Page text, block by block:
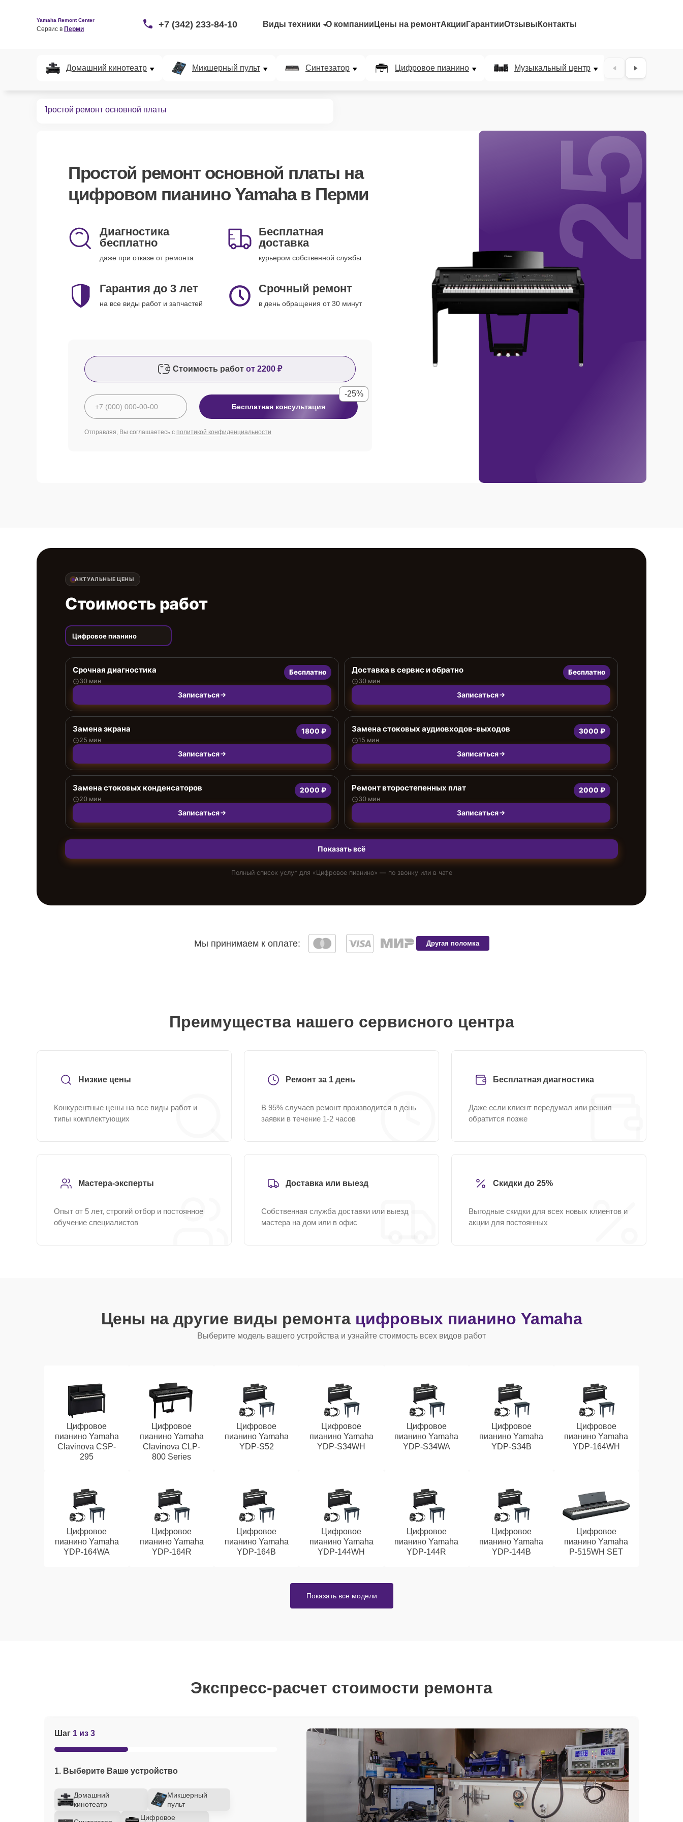
Yamaha Remont Center
Сервис в Перми +7 (342) 233-84-10 Виды техники О компании Цены на ремонтАкции ГарантииОтзывы Контакты
Домашний кинотеатр Микшерный пульт Синтезатор Цифровое пианино Музыкальный центр DJ-пульт
Простой ремонт основной платы
Простой ремонт основной платы на
цифровом пианино Yamaha в Перми
Диагностика
бесплатно
даже при отказе от ремонта
Бесплатная
доставка
курьером собственной службы
Гарантия до 3 лет
на все виды работ и запчастей
Срочный ремонт
в день обращения от 30 минут
Стоимость работ от 2200 ₽
Бесплатная консультация
-25%
Отправляя, Вы соглашаетесь с политикой конфиденциальности
25%
АКТУАЛЬНЫЕ ЦЕНЫ
Стоимость работ
Цифровое пианино
Срочная диагностика
30 мин
Бесплатно
Записаться
Доставка в сервис и обратно
30 мин
Бесплатно
Записаться
Замена экрана
25 мин
1800 ₽
Записаться
Замена стоковых аудиовходов-выходов
15 мин
3000 ₽
Записаться
Замена стоковых конденсаторов
20 мин
2000 ₽
Записаться
Ремонт второстепенных плат
30 мин
2000 ₽
Записаться
Показать всё
Полный список услуг для «Цифровое пианино» — по звонку или в чате
Мы принимаем к оплате: Другая поломка
Преимущества нашего сервисного центра
Низкие цены
Конкурентные цены на все виды работ и
типы комплектующих
Ремонт за 1 день
В 95% случаев ремонт производится в день
заявки в течение 1-2 часов
Бесплатная диагностика
Даже если клиент передумал или решил
обратится позже
Мастера-эксперты
Опыт от 5 лет, строгий отбор и постоянное
обучение специалистов
Доставка или выезд
Собственная служба доставки или выезд
мастера на дом или в офис
Скидки до 25%
Выгодные скидки для всех новых клиентов и
акции для постоянных
Цены на другие виды ремонта цифровых пианино Yamaha
Выберите модель вашего устройства и узнайте стоимость всех видов работ
Цифровое
пианино Yamaha
Clavinova CSP-
295
Цифровое
пианино Yamaha
Clavinova CLP-
800 Series
Цифровое
пианино Yamaha
YDP-S52
Цифровое
пианино Yamaha
YDP-S34WH
Цифровое
пианино Yamaha
YDP-S34WA
Цифровое
пианино Yamaha
YDP-S34B
Цифровое
пианино Yamaha
YDP-164WH
Цифровое
пианино Yamaha
YDP-164WA
Цифровое
пианино Yamaha
YDP-164R
Цифровое
пианино Yamaha
YDP-164B
Цифровое
пианино Yamaha
YDP-144WH
Цифровое
пианино Yamaha
YDP-144R
Цифровое
пианино Yamaha
YDP-144B
Цифровое
пианино Yamaha
P-515WH SET
Показать все модели
Экспресс-расчет стоимости ремонта
Шаг 1 из 3
1. Выберите Ваше устройство
Домашний
кинотеатр
Микшерный
пульт
Цифровое